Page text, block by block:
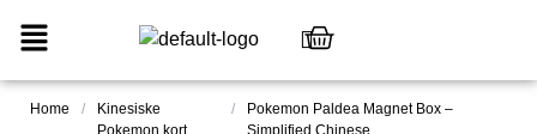
Home /
Kinesiske
Pokemon kort
/
Pokemon Paldea Magnet Box –
Simplified Chinese